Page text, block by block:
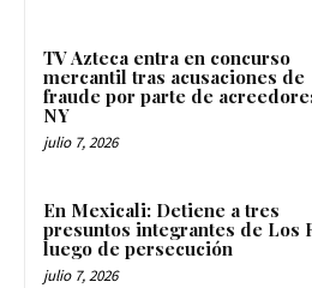
TV Azteca entra en concurso
mercantil tras acusaciones de
fraude por parte de
NY
julio 7, 2026
En Mexicali: Detiene a tres
presuntos integrantes de Los
luego de persecución
julio 7, 2026